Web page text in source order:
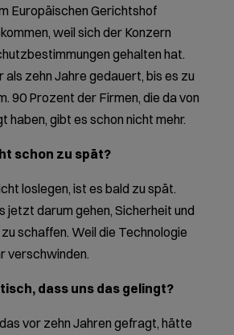
Europäischen Gerichtshof
weil sich der Konzern
gehalten hat.
als zehn Jahre gedauert, bis es zu
90 Prozent der Firmen, die da von
haben, gibt es schon nicht mehr.
schon zu spät?
loslegen, ist es bald zu spät.
jetzt darum gehen, Sicherheit und
schaffen. Weil die Technologie
verschwinden.
dass uns das gelingt?
vor zehn Jahren gefragt, hätte